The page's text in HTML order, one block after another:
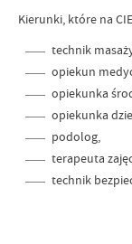
Kierunki, które na
technik
opiekun
opiekunka
opiekunka
podolog,
terapeuta
technik